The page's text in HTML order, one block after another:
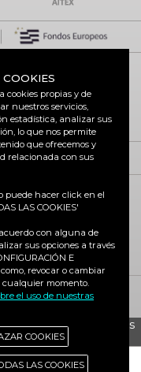
de Iniciación a la
con el apoyo
europeos FEDER,
medida de
empresa, su región y
Europeos, cuyo objetivo
y gracias al cual ha
objetivo de reforzar la
durante el año 2025.
Pyme Digital de la
#EuropaSeSiente
cookies
Real activa
- Todos los derechos
cookies propias y de
nuestros servicios,
estadística, analizar sus
lo que nos permite
que ofrecemos y
relacionada con sus
puede hacer click en el
LAS COOKIES'
con alguna de
sus opciones a través
E
como, revocar o cambiar
cualquier momento.
el uso de nuestras
COOKIES
LAS COOKIES